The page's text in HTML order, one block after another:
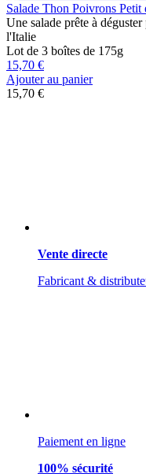
Salade Thon Poivrons Petit
Une salade prête à
l'Italie
Lot de 3 boîtes de 175g
15,70 €
Ajouter au panier
15,70 €
Vente directe
Fabricant &
Paiement en ligne
100% sécurité